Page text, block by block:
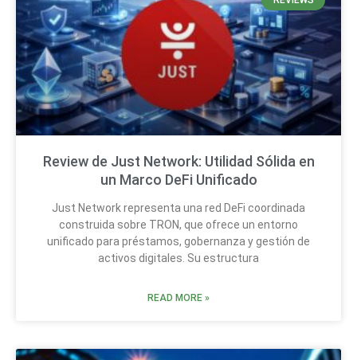
Review de Just Network: Utilidad Sólida en
un Marco DeFi Unificado
Just Network representa una red DeFi coordinada
construida sobre TRON, que ofrece un entorno
unificado para préstamos, gobernanza y gestión de
activos digitales. Su estructura
READ MORE »